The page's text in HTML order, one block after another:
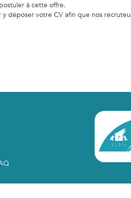
à cette offre.
déposer votre CV afin que nos